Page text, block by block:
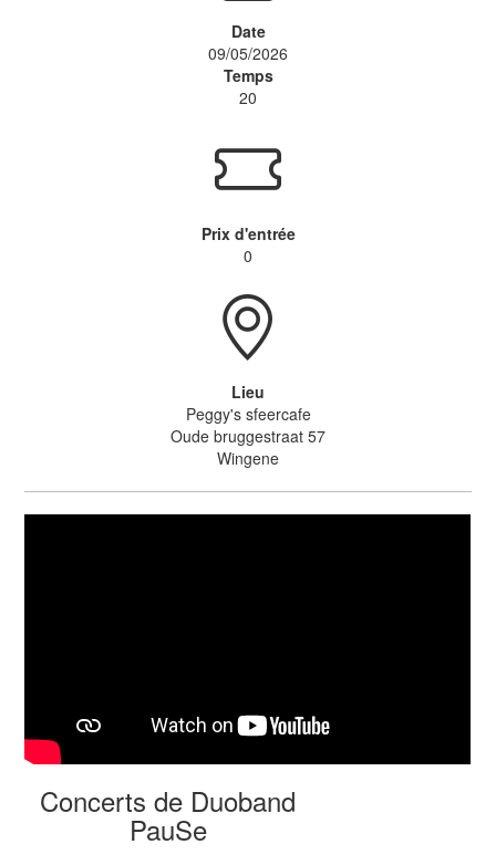
Date
09/05/2026
Temps
20
Prix d'entrée
0
Lieu
Peggy's sfeercafe
Oude bruggestraat 57
Wingene
Concerts de Duoband
PauSe